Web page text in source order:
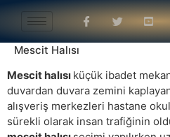
Mescit Halısı
Mescit halısı küçük ibadet
duvardan duvara zemini
alışveriş merkezleri hastane
sürekli olarak insan trafiğinin